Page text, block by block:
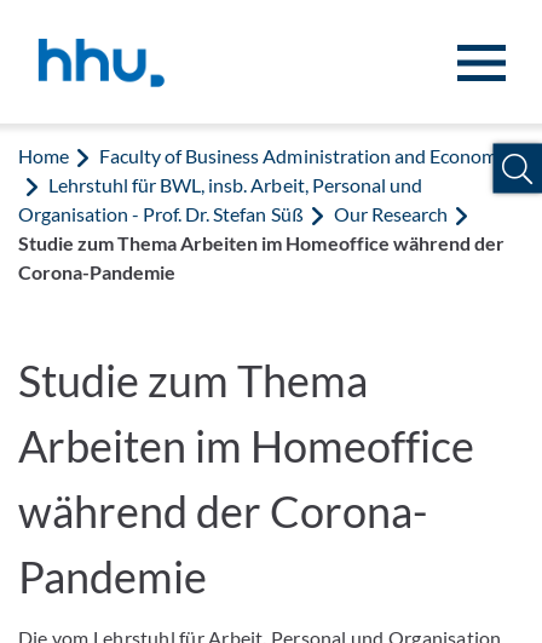
Home
Faculty of Business Administration and Economics
Lehrstuhl für BWL, insb. Arbeit, Personal und
Organisation - Prof. Dr. Stefan Süß
Our Research
Studie zum Thema Arbeiten im Homeoffice während der
Corona-Pandemie
Studie zum Thema
Arbeiten im Homeoffice
während der Corona-
Pandemie
Die vom Lehrstuhl für Arbeit, Personal und Organisation